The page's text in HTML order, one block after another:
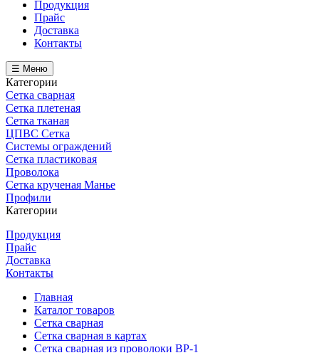
Продукция
Прайс
Доставка
Контакты
☰ Меню
Категории
Сетка сварная
Сетка плетеная
Сетка тканая
ЦПВС Сетка
Системы ограждений
Сетка пластиковая
Проволока
Сетка крученая Манье
Профили
Категории
Продукция
Прайс
Доставка
Контакты
Главная
Каталог товаров
Сетка сварная
Сетка сварная в картах
Сетка сварная из проволоки ВР-1